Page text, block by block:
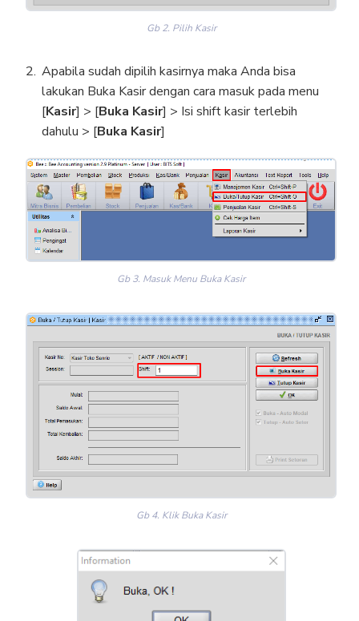
Gb 2. Pilih Kasir
Apabila sudah dipilih kasirnya maka Anda bisa
lakukan Buka Kasir dengan cara masuk pada menu
[Kasir] > [Buka Kasir] > Isi shift kasir terlebih
dahulu > [Buka Kasir]
Gb 3. Masuk Menu Buka Kasir
Gb 4. Klik Buka Kasir